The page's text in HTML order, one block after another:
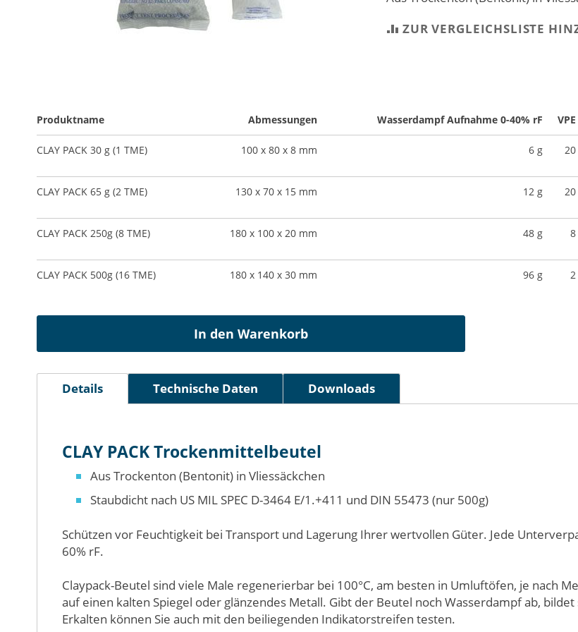
Anfang
der
Bildergalerie
ZUR VERGLEICHSLISTE
Produkte
-
Artikel
Produktname Abmessungen Wasserdampf Aufnahme 0-40% rF VPE
CLAY PACK 30 g (1 TME) 100 x 80 x 8 mm 6 g 20
CLAY PACK 65 g (2 TME) 130 x 70 x 15 mm 12 g 20
CLAY PACK 250g (8 TME) 180 x 100 x 20 mm 48 g 8
CLAY PACK 500g (16 TME) 180 x 140 x 30 mm 96 g 2
In den Warenkorb
Details
CLAY PACK Trockenmittelbeutel
Aus Trockenton (Bentonit) in Vliessäckchen
Staubdicht nach US MIL SPEC D-3464 E/1.+411 und DIN 55473 (nur 500g)
Schützen vor Feuchtigkeit bei Transport und Lagerung Ihrer wertvollen Güter. Jede
60% rF.
Claypack-Beutel sind viele Male regenerierbar bei 100°C, am besten in Umluftöfen, je nach
auf einen kalten Spiegel oder glänzendes Metall. Gibt der Beutel noch Wasserdampf ab,
Erkalten können Sie auch mit den beiliegenden Indikatorstreifen testen.
Technische Daten Downloads